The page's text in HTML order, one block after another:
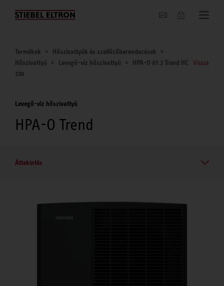
Hírek
Termékek
Hőszivattyúk és szellőzőberendezések
Hőszivattyú
Levegő-víz hőszivattyú
HPA-O 07.2 Trend HC
230
Vissza
Levegő-víz hőszivattyú
HPA-O Trend
Áttekintés